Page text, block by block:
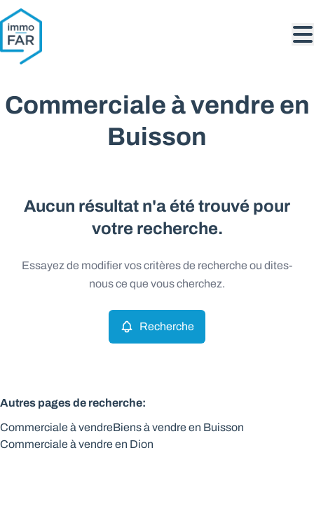
Aller au contenu principal
Commerciale à vendre en
Buisson
Aucun résultat n'a été trouvé pour
votre recherche.
Essayez de modifier vos critères de recherche ou dites-
nous ce que vous cherchez.
Recherche
Autres pages de recherche:
Commerciale à vendreBiens à vendre en Buisson
Commerciale à vendre en Dion